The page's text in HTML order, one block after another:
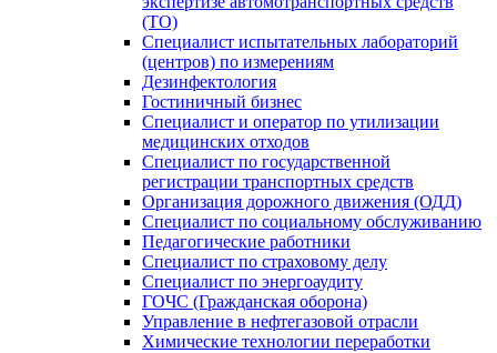
(ТО)
Специалист испытательных лабораторий
(центров) по измерениям
Дезинфектология
Гостиничный бизнес
Специалист и оператор по утилизации
медицинских отходов
Специалист по государственной
регистрации транспортных средств
Организация дорожного движения (ОДД)
Специалист по социальному обслуживанию
Педагогические работники
Специалист по страховому делу
Специалист по энергоаудиту
ГОЧС (Гражданская оборона)
Управление в нефтегазовой отрасли
Химические технологии переработки